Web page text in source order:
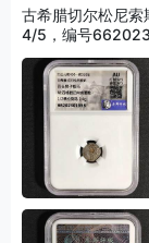
古希腊切尔松尼
4/5，编号
保真包老，细节
藏。